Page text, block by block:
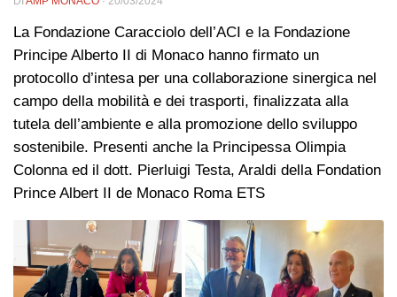
La Fondazione Caracciolo dell’ACI e la Fondazione
Principe Alberto II di Monaco hanno firmato un
protocollo d’intesa per una collaborazione sinergica nel
campo della mobilità e dei trasporti, finalizzata alla
tutela dell’ambiente e alla promozione dello sviluppo
sostenibile. Presenti anche la Principessa Olimpia
Colonna ed il dott. Pierluigi Testa, Araldi della Fondation
Prince Albert II de Monaco Roma ETS